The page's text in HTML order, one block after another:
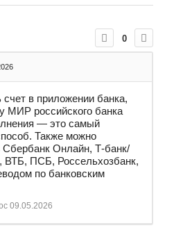
0
в приложении банка,
МИР российского банка
— это самый
Также можно
Сбербанк Онлайн, Т‑банк/
ПСБ, Россельхозбанк,
по банковским
09.05.2026